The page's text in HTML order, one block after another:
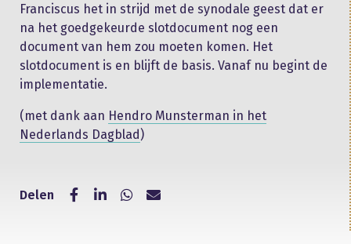
Franciscus het in strijd met de synodale geest dat er
na het goedgekeurde slotdocument nog een
document van hem zou moeten komen. Het
slotdocument is en blijft de basis. Vanaf nu begint de
implementatie.
(met dank aan Hendro Munsterman in het
Nederlands Dagblad)
Delen